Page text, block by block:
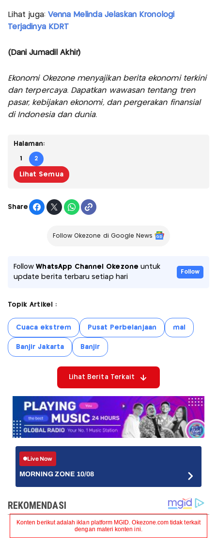
Lihat juga: Venna Melinda Jelaskan Kronologi
Terjadinya KDRT
(Dani Jumadil Akhir)
Ekonomi Okezone menyajikan berita ekonomi terkini
dan terpercaya. Dapatkan wawasan tentang tren
pasar, kebijakan ekonomi, dan pergerakan finansial
di Indonesia dan dunia.
Halaman:
1 2
Lihat Semua
Share
Follow Okezone di Google News
FollowWhatsApp Channel Okezone untuk
update berita terbaru setiap hari
Follow
Topik Artikel :
Cuaca ekstrem Pusat Perbelanjaan mal
Banjir Jakarta Banjir
Lihat Berita Terkait
Live Now
MORNING ZONE 10/08